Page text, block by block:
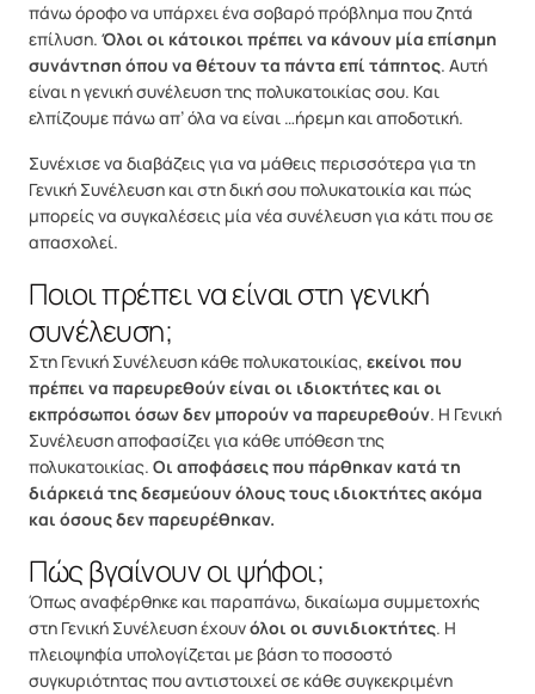
πάνω όροφο να υπάρχει ένα σοβαρό πρόβλημα που ζητά
επίλυση. Όλοι οι κάτοικοι πρέπει να κάνουν μία επίσημη
συνάντηση όπου να θέτουν τα πάντα επί τάπητος. Αυτή
είναι η γενική συνέλευση της πολυκατοικίας σου. Και
ελπίζουμε πάνω απ’ όλα να είναι …ήρεμη και αποδοτική.
Συνέχισε να διαβάζεις για να μάθεις περισσότερα για τη
Γενική Συνέλευση και στη δική σου πολυκατοικία και πώς
μπορείς να συγκαλέσεις μία νέα συνέλευση για κάτι που σε
απασχολεί.
Ποιοι πρέπει να είναι στη γενική
συνέλευση;
Στη Γενική Συνέλευση κάθε πολυκατοικίας, εκείνοι που
πρέπει να παρευρεθούν είναι οι ιδιοκτήτες και οι
εκπρόσωποι όσων δεν μπορούν να παρευρεθούν. Η Γενική
Συνέλευση αποφασίζει για κάθε υπόθεση της
πολυκατοικίας. Οι αποφάσεις που πάρθηκαν κατά τη
διάρκειά της δεσμεύουν όλους τους ιδιοκτήτες ακόμα
και όσους δεν παρευρέθηκαν.
Πώς βγαίνουν οι ψήφοι;
Όπως αναφέρθηκε και παραπάνω, δικαίωμα συμμετοχής
στη Γενική Συνέλευση έχουνόλοι οι συνιδιοκτήτες. Η
πλειοψηφία υπολογίζεται με βάση το ποσοστό
συγκυριότητας που αντιστοιχεί σε κάθε συγκεκριμένη